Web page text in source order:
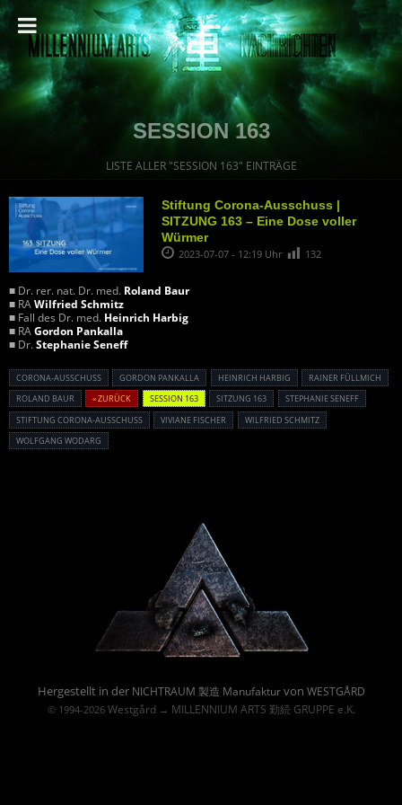
SESSION 163
LISTE ALLER "SESSION 163" EINTRÄGE
Stiftung Corona-Ausschuss |
SITZUNG 163 – Eine Dose voller
Würmer
2023-07-07 - 12:19 Uhr 132
■ Dr. rer. nat. Dr. med. Roland Baur
■ RAWilfried Schmitz
■ Fall des Dr. med. Heinrich Harbig
■ RAGordon Pankalla
■ Dr.Stephanie Seneff
CORONA-AUSSCHUSS GORDON PANKALLA HEINRICH HARBIG
RAINER FÜLLMICH
ROLAND BAUR
« ZURÜCK SESSION 163 SITZUNG 163
STEPHANIE SENEFF
STIFTUNG CORONA-AUSSCHUSS
VIVIANE FISCHER
WILFRIED SCHMITZ
WOLFGANG WODARG
Hergestellt in der NICHTRAUM 製造 Manufakturvon WESTGÅRD
© 1994-2026 Westgård→ MILLENNIUM ARTS 勤続 GRUPPE e.K.
Powered By :